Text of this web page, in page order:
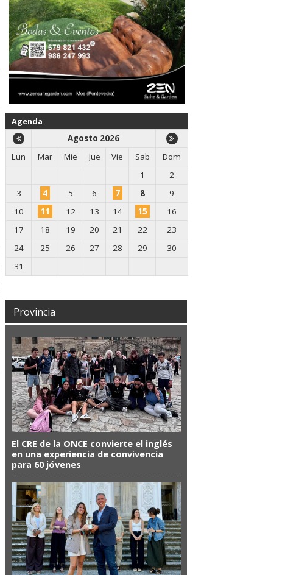
Agenda
Agosto 2026
Lun
Mar Mie Jue Vie Sab
Dom
1
2
3
4 5 6 7 8
9
10
11 12 13 14 15
16
17
18 19 20 21 22
23
24
25 26 27 28 29
30
31
Provincia
El CRE de la ONCE convierte el inglés
en una experiencia de convivencia
para 60 jóvenes